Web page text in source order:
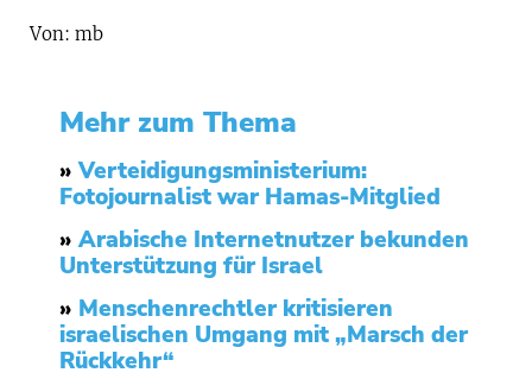
Von: mb
Mehr zum Thema
»Verteidigungsministerium:
Fotojournalist war Hamas-Mitglied
»Arabische Internetnutzer bekunden
Unterstützung für Israel
» Menschenrechtler kritisieren
israelischen Umgang mit „Marsch der
Rückkehr“